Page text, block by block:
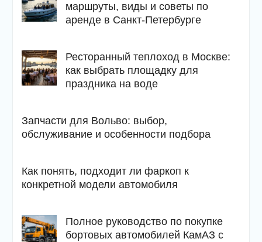
маршруты, виды и советы по
аренде в Санкт-Петербурге
Ресторанный теплоход в Москве:
как выбрать площадку для
праздника на воде
Запчасти для Вольво: выбор,
обслуживание и особенности подбора
Как понять, подходит ли фаркоп к
конкретной модели автомобиля
Полное руководство по покупке
бортовых автомобилей КамАЗ с